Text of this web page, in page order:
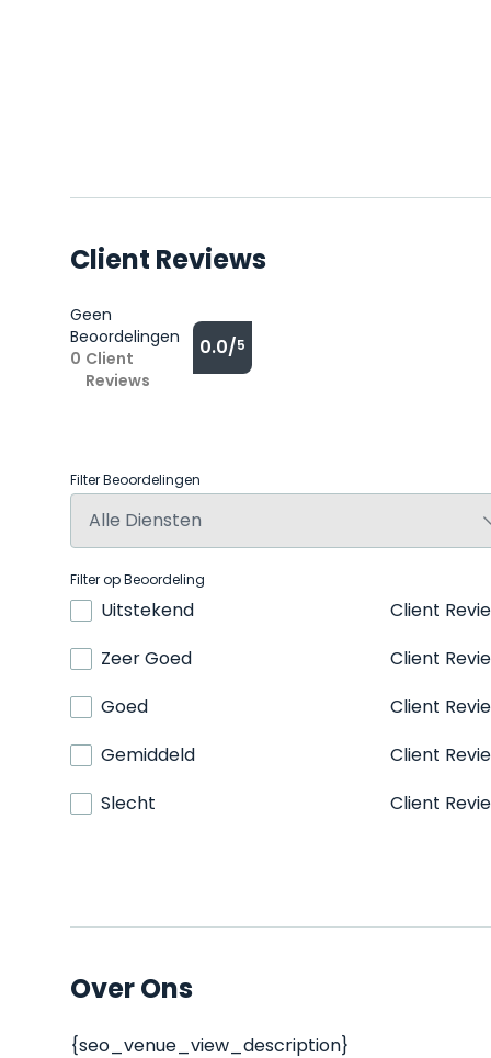
Client Reviews
Geen
Beoordelingen
0 Client
Reviews
0.0/5
Filter Beoordelingen
Filter op Beoordeling
Uitstekend
Client
Zeer Goed
Client
Goed
Client
Gemiddeld
Client
Slecht
Client
Over Ons
{seo_venue_view_description}